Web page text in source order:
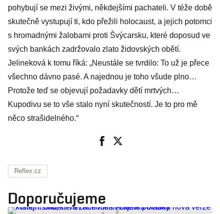
pohybují se mezi živými, někdejšími pachateli. V téže době
skutečně vystupují ti, kdo přežili holocaust, a jejich potomci
s hromadnými žalobami proti Švýcarsku, které doposud ve
svých bankách zadržovalo zlato židovských obětí.
Jelineková k tomu říká: „Neustále se tvrdilo: To už je přece
všechno dávno pasé. A najednou je toho všude plno…
Protože teď se objevují požadavky dětí mrtvých…
Kupodivu se to vše stalo nyní skutečností. Je to pro mě
něco strašidelného.“
Reflex.cz
Doporučujeme